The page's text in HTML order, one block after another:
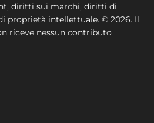
diritti sui marchi, diritti di
proprietà intellettuale. © 2026. Il
riceve nessun contributo